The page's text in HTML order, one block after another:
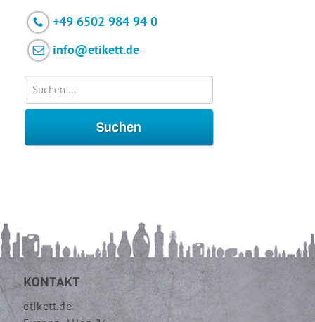
+49 6502 984 94 0
info@etikett.de
KONTAKT
etikett.de